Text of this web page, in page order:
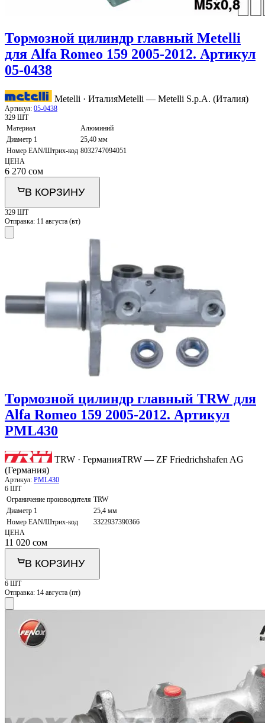
Тормозной цилиндр главный Metelli
для Alfa Romeo 159 2005-2012. Артикул
05-0438
Metelli · ИталияMetelli — Metelli S.p.A. (Италия)
Артикул: 05-0438
329 ШТ
Материал
Алюминий
Диаметр 1
25,40 мм
Номер EAN/Штрих-код 8032747094051
ЦЕНА
6 270 сом
В КОРЗИНУ
329 ШТ
Отправка: 11 августа (вт)
Тормозной цилиндр главный TRW для
Alfa Romeo 159 2005-2012. Артикул
PML430
TRW · ГерманияTRW — ZF Friedrichshafen AG
(Германия)
Артикул: PML430
6 ШТ
Ограничение производителя TRW
Диаметр 1
25,4 мм
Номер EAN/Штрих-код
3322937390366
ЦЕНА
11 020 сом
В КОРЗИНУ
6 ШТ
Отправка: 14 августа (пт)